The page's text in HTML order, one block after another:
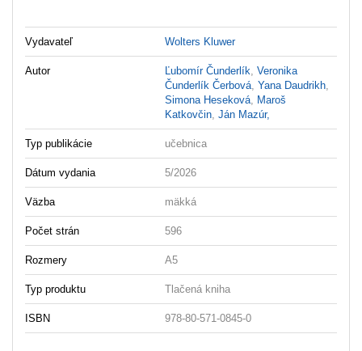
Vydavateľ Wolters Kluwer
Autor Ľubomír Čunderlík ,Veronika
Čunderlík Čerbová ,Yana Daudrikh
Simona Heseková Maroš
Katkovčin ,Ján Mazúr,
Typ publikácie učebnica
Dátum vydania 5/2026
Väzba mäkká
Počet strán 596
Rozmery A5
Typ produktu Tlačená kniha
ISBN 978-80-571-0845-0